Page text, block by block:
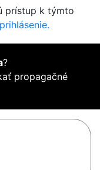
prístup k týmto
?
propagačné